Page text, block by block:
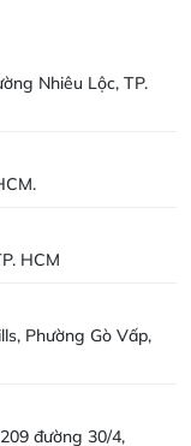
Nhiêu Lộc, TP.
HCM
Phường Gò Vấp,
đường 30/4,